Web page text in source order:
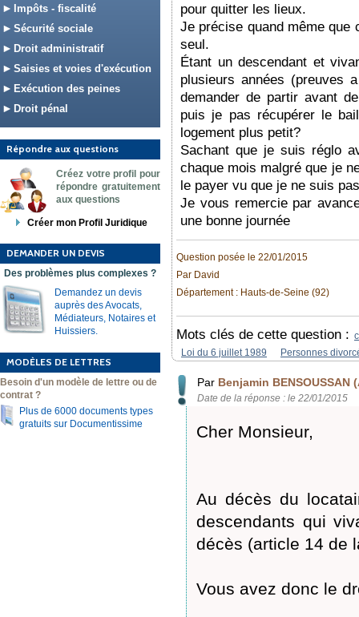
Impôts - fiscalité
Sécurité sociale
Droit administratif
Saisies et voies d'exécution
Exécution des peines
Droit pénal
Répondre aux questions
Créez votre profil pour
répondre gratuitement
aux questions
Créer mon Profil Juridique
DEMANDER UN DEVIS
Des problèmes plus complexes ?
Demandez un devis
auprès des Avocats,
Médiateurs, Notaires et
Huissiers.
MODÈLES DE LETTRES
Besoin d'un modèle de lettre ou de
contrat ?
Plus de 6000 documents types
gratuits sur Documentissime
pour quitter les lieux.
Je précise quand même
seul.
Étant un descendant et
plusieurs années (preuves
demander de partir avant
puis je pas récupérer le
logement plus petit?
Sachant que je suis réglo
chaque mois malgré que je
le payer vu que je ne suis
Je vous remercie par
une bonne journée
Question posée le 22/01/2015
Par David
Département : Hauts-de-Seine (92)
Mots clés de cette question :
Loi du 6 juillet 1989
Personnes
Par Benjamin BENSOUSSAN
Date de la réponse : le 22/01/2015
Cher Monsieur,
Au décès du
descendants qui
décès (article 14 de
Vous avez donc le